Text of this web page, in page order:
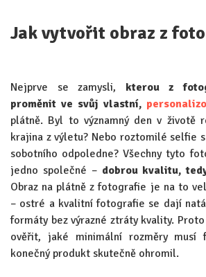
Jak vytvořit obraz z
Nejprve se zamysli, kterou z
proměnit ve svůj vlastní,
plátně. Byl to významný den v životě
krajina z výletu? Nebo roztomilé selfie
sobotního odpoledne? Všechny tyto
jedno společné –dobrou kvalitu,
Obraz na plátně z fotografie je na to
– ostré a kvalitní fotografie se dají
formáty bez výrazné ztráty kvality.
ověřit, jaké minimální rozměry musí
konečný produkt skutečně ohromil.